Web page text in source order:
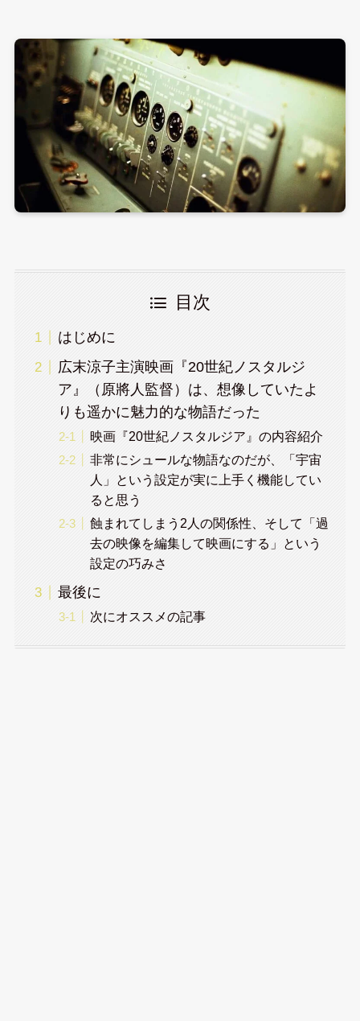
目次
はじめに
広末涼子主演映画『20世紀ノスタルジ
ア』（原將人監督）は、想像していたよ
りも遥かに魅力的な物語だった
映画『20世紀ノスタルジア』の内容紹介
非常にシュールな物語なのだが、「宇宙
人」という設定が実に上手く機能してい
ると思う
蝕まれてしまう2人の関係性、そして「過
去の映像を編集して映画にする」という
設定の巧みさ
最後に
次にオススメの記事